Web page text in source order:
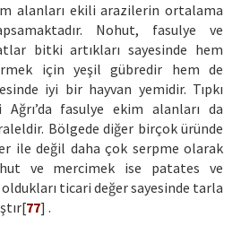
alanları ekili arazilerin ortalama
Nohut, fasulye ve
bitki artıkları sayesinde hem
için yeşil gübredir hem de
iyi bir hayvan yemidir. Tıpkı
fasulye ekim alanları da
Bölgede diğer birçok üründe
ile değil daha çok serpme olarak
ve mercimek ise patates ve
ticari değer sayesinde tarla
77] .